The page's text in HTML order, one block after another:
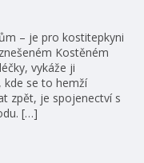
– je pro kostitepkyni
Kostěném
vykáže ji
kde se to hemží
zpět, je spojenectví s
[…]